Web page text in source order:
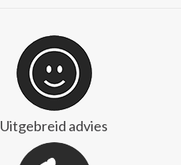
Uitgebreid advies